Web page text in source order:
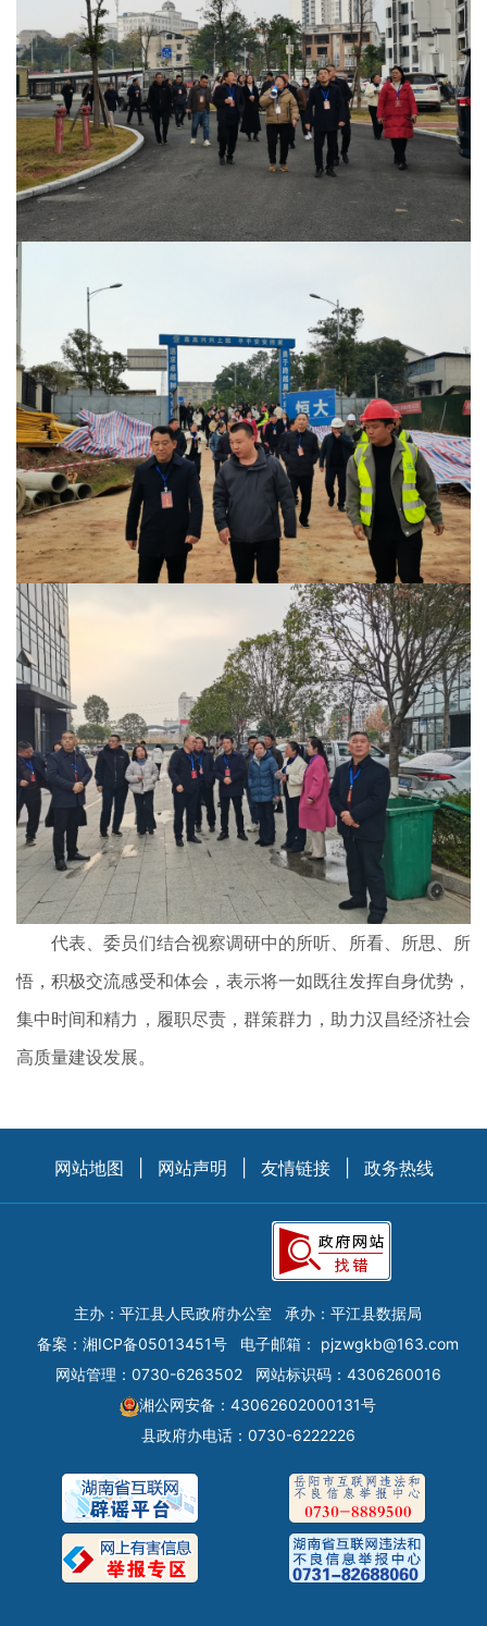
代表、委员们结合视察调研中的所听、所看、所思、所
悟，积极交流感受和体会，表示将一如既往发挥自身优势，
集中时间和精力，履职尽责，群策群力，助力汉昌经济社会
高质量建设发展。
网站地图 网站声明 友情链接 政务热线
主办：平江县人民政府办公室
承办：平江县数据局
备案： 湘ICP备05013451号 电子邮箱： pjzwgkb@163.com
网站管理：0730-6263502
网站标识码：4306260016
湘公网安备：43062602000131号
县政府办电话：0730-6222226